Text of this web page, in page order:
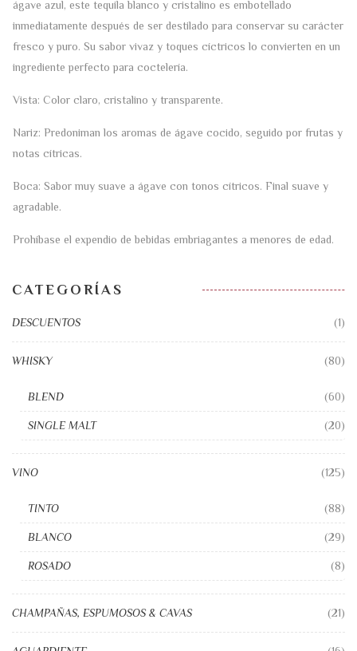
ágave azul, este tequila blanco y cristalino es embotellado
inmediatamente después de ser destilado para conservar su carácter
fresco y puro. Su sabor vivaz y toques cíctricos lo convierten en un
ingrediente perfecto para coctelería.
Vista: Color claro, cristalino y transparente.
Nariz: Predoniman los aromas de ágave cocido, seguido por frutas y
notas cítricas.
Boca: Sabor muy suave a ágave con tonos cítricos. Final suave y
agradable.
Prohíbase el expendio de bebidas embriagantes a menores de edad.
CATEGORÍAS
DESCUENTOS (1)
WHISKY (80)
BLEND (60)
SINGLE MALT (20)
VINO (125)
TINTO (88)
BLANCO (29)
ROSADO (8)
CHAMPAÑAS, ESPUMOSOS & CAVAS (21)